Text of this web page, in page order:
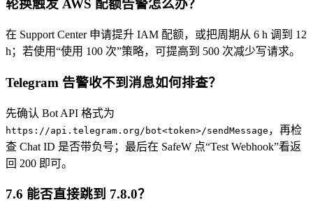
轮换触发 AWS 配额告警怎么办？
在 Support Center 申请提升 IAM 配额，或把周期从 6 h 调到 12
h；若使用“使用 100 次”策略，可提高到 500 次减少写请求。
Telegram 告警收不到消息如何排查？
先确认 Bot API 格式为
https://api.telegram.org/bot<token>/sendMessage ，再检
查 Chat ID 是否带负号；最后在 SafeW 点“Test Webhook”看返
回 200 即可。
7.6 能否直接跳到 7.8.0？